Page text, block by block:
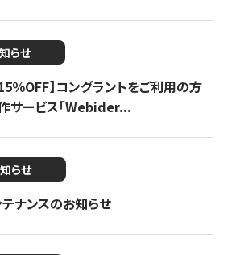
らせ
％OFF】コングラントをご利用の方
サービス「Webider...
らせ
テナンスのお知らせ